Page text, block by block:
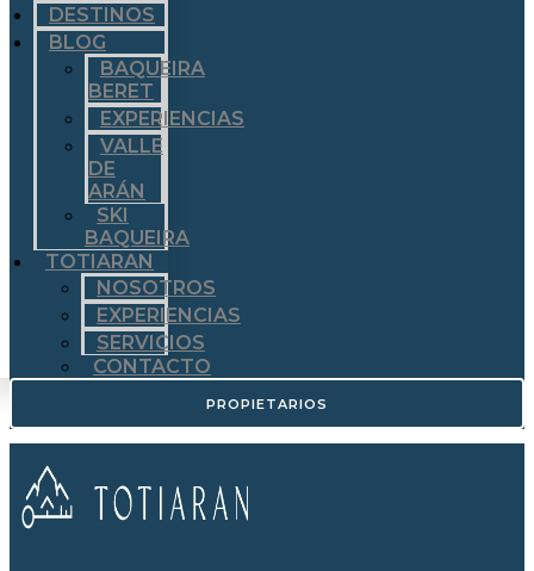
DESTINOS
BLOG
BAQUEIRA
BERET
EXPERIENCIAS
VALLE
DE
ARÁN
SKI
BAQUEIRA
TOTIARAN
NOSOTROS
EXPERIENCIAS
SERVICIOS
CONTACTO
PROPIETARIOS